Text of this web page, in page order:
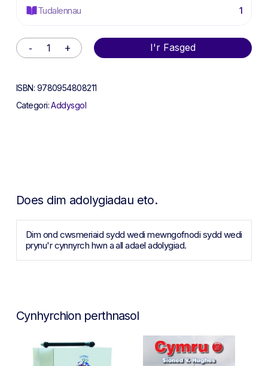
Tudalennau 1
I'r Fasged
Alternative:
ISBN: 9780954808211
Categori:Addysgol
Does dim adolygiadau eto.
Dim ond cwsmeriaid sydd wedi mewngofnodi sydd wedi
prynu'r cynnyrch hwn a all adael adolygiad.
Cynhyrchion perthnasol